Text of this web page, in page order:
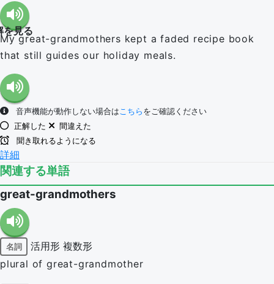
を見る
My great-grandmothers kept a faded recipe book
that still guides our holiday meals.
音声機能が動作しない場合はこちら をご確認ください
正解した
間違えた
聞き取れるようになる
詳細
関連する単語
great-grandmothers
名詞 活用形 複数形
plural of great-grandmother